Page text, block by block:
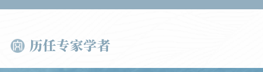
历任专家学者